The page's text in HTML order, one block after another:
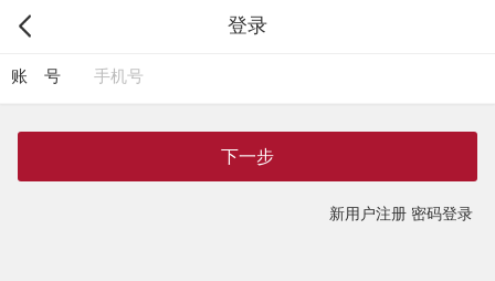
登录
账 号
下一步
新用户注册 密码登录